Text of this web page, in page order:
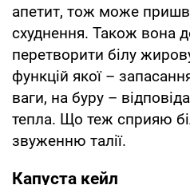
апетит, тож може
схуднення. Також вона
перетворити білу
функцій якої –
ваги, на буру –
тепла. Що теж сприяю
звуженню талії.
Капуста кейл